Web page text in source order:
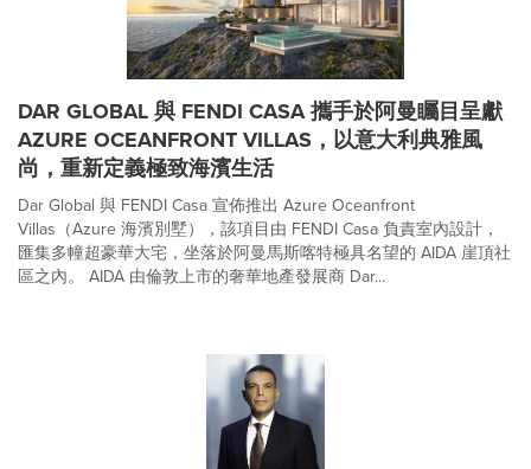
DAR GLOBAL 與 FENDI CASA 攜手於阿曼矚目呈獻
AZURE OCEANFRONT VILLAS，以意大利典雅風
尚，重新定義極致海濱生活
Dar Global 與 FENDI Casa 宣佈推出 Azure Oceanfront
Villas（Azure 海濱別墅），該項目由 FENDI Casa 負責室內設計，
匯集多幢超豪華大宅，坐落於阿曼馬斯喀特極具名望的 AIDA 崖頂社
區之內。 AIDA 由倫敦上市的奢華地產發展商 Dar...